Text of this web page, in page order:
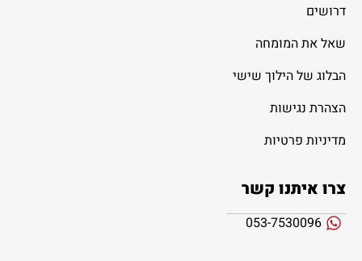
דרושים
שאל את המומחה
הבלוג של הילוך שישי
הצהרת נגישות
מדיניות פרטיות
צרו איתנו קשר
053-7530096